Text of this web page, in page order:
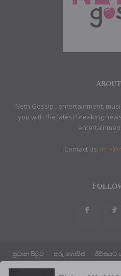
Neth Gossip , entertainment,
you with the latest breaking
Contact us:
ප්‍රධාන පිටුව තරු ගොසිප් ජීවිතයට